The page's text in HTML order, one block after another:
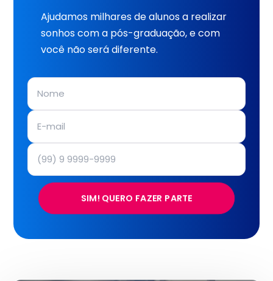
Ajudamos milhares de alunos a realizar
sonhos com a pós-graduação, e com
você não será diferente.
SIM! QUERO FAZER PARTE